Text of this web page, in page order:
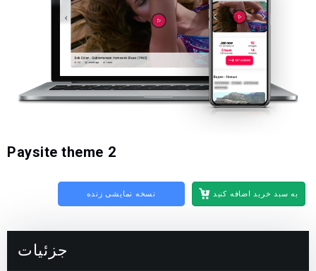
Paysite theme 2
نسخه نمایشی زنده به سبد خرید اضافه کنید
جزئیات